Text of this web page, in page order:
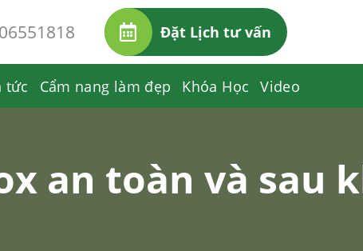
Đặt Lịch tư vấn
tức Cẩm nang làm đẹp Khóa Học Video
an toàn và sau